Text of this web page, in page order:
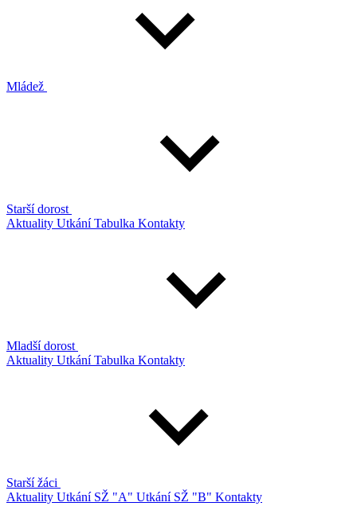
Mládež
Starší dorost
Aktuality UtkáníTabulka Kontakty
Mladší dorost
Aktuality UtkáníTabulka Kontakty
Starší žáci
Aktuality Utkání SŽ "A" Utkání SŽ "B" Kontakty